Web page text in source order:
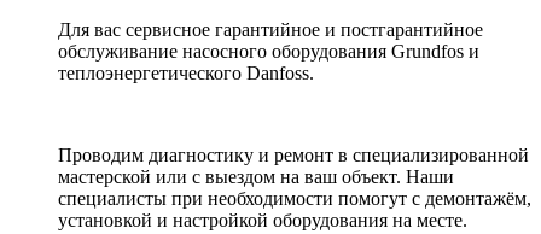
Для вас сервисное гарантийное и постгарантийное
обслуживание насосного оборудования Grundfos и
теплоэнергетического Danfoss.
Проводим диагностику и ремонт в специализированной
мастерской или с выездом на ваш объект. Наши
специалисты при необходимости помогут с демонтажём,
установкой и настройкой оборудования на месте.